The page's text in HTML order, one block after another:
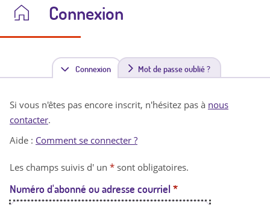
Connexion
Connexion(
n
t
Mot de passe oublié ?
Si vous n'êtes pas encore inscrit, n'hésitez pas à nous
contacter.
Aide : Comment se connecter ?
Les champs suivis d' un * sont obligatoires.
Numéro d'abonné ou adresse courriel *